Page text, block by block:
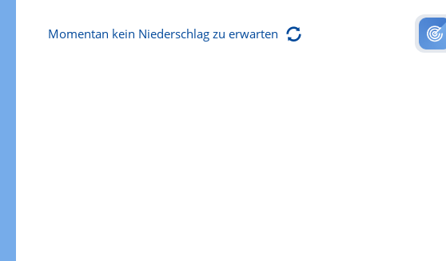
Momentan kein Niederschlag zu erwarten